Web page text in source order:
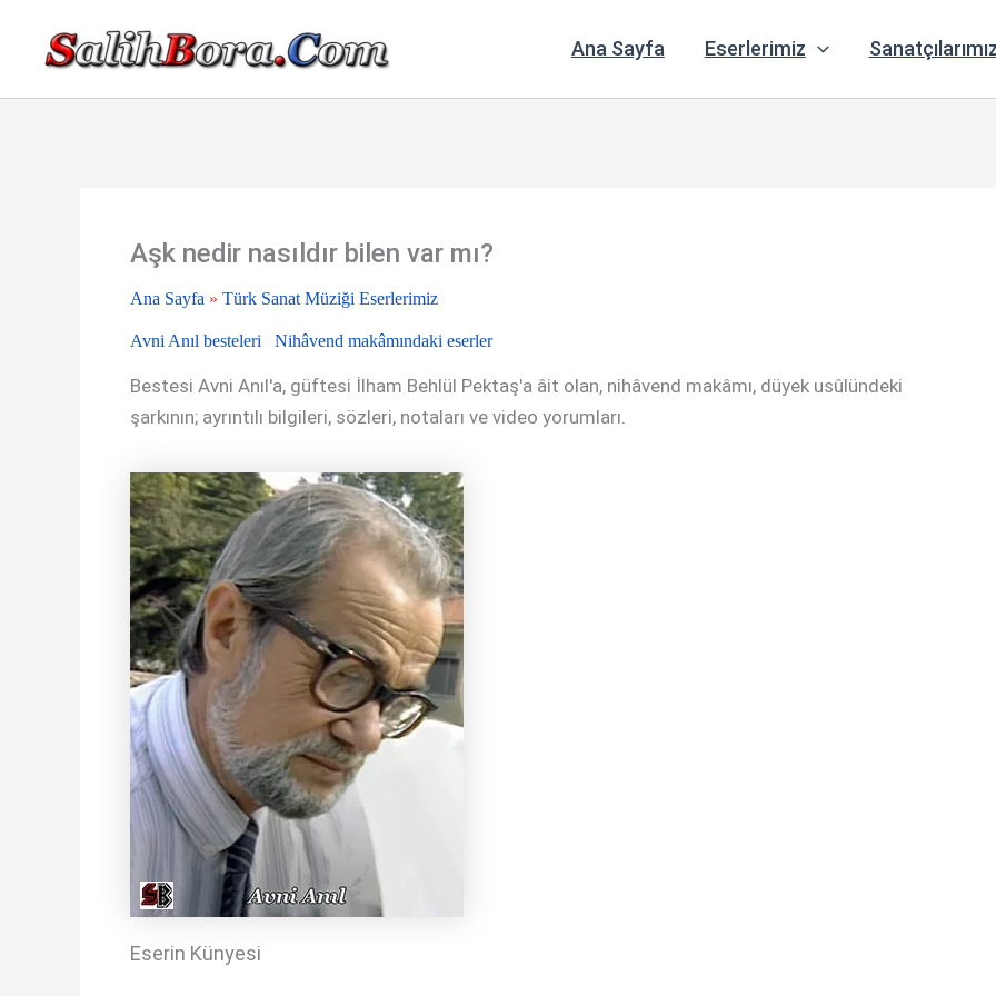
Ana Sayfa Eserlerimiz Sanatçılarımız
Aşk nedir nasıldır bilen var mı?
Ana Sayfa » Türk Sanat Müziği Eserlerimiz
Avni Anıl besteleri Nihâvend makâmındaki eserler
Bestesi Avni Anıl'a, güftesi İlham Behlül Pektaş'a âit olan, nihâvend makâmı, düyek usûlündeki
şarkının; ayrıntılı bilgileri, sözleri, notaları ve video yorumları.
Eserin Künyesi